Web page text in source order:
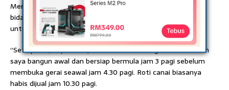
Menurut Nor Aishah, dia tidak lagi berharap untuk beralih
bidang dengan bekerja makan gaji sebaliknya mahu fokus
untuk mengembangkan lagi perniagaannya.
“Setiap hari, saya tidur jam 10 malam. Ia bagi membolehkan
saya bangun awal dan bersiap bermula jam 3 pagi sebelum
membuka gerai seawal jam 4.30 pagi. Roti canai biasanya
habis dijual jam 10.30 pagi.